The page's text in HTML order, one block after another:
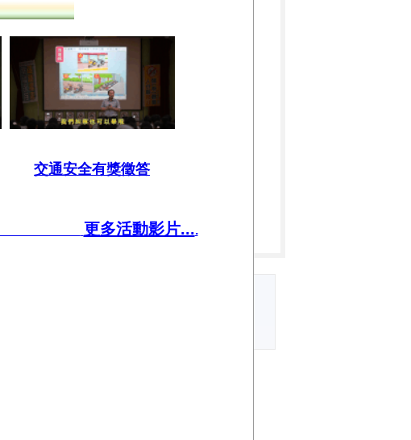
交通安全有獎徵答
更多活動影片....